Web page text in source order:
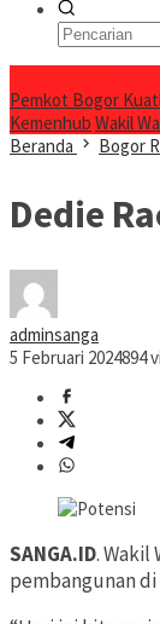
Pemkot Bogor
Kemenhub Wakil
Beranda
Bogor
Dedie
adminsanga
5 Februari 2024894
SANGA.ID. Wakil
pembangunan di